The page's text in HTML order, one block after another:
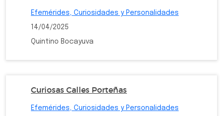
Efemérides, Curiosidades y Personalidades
14/04/2025
Quintino Bocayuva
Curiosas Calles Porteñas
Efemérides, Curiosidades y Personalidades